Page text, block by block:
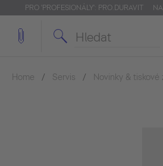
PRO 'PROFESIONÁLY': PRO.DURAVIT
Home Servis Novinky & tiskové